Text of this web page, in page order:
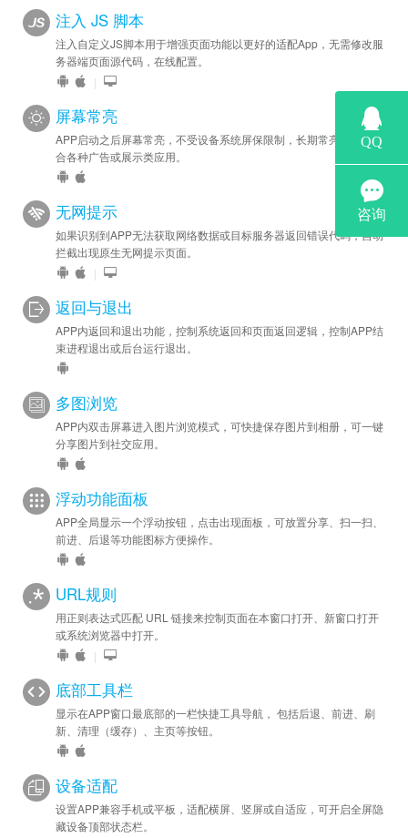
注入 JS 脚本
注入自定义JS脚本用于增强页面功能以更好的适配App，无需修改服
务器端页面源代码，在线配置。
|
屏幕常亮
APP启动之后屏幕常亮，不受设备系统屏保限制，长期常亮状态，适
合各种广告或展示类应用。
无网提示
如果识别到APP无法获取网络数据或目标服务器返回错误代码，自动
拦截出现原生无网提示页面。
|
返回与退出
APP内返回和退出功能，控制系统返回和页面返回逻辑，控制APP结
束进程退出或后台运行退出。
多图浏览
APP内双击屏幕进入图片浏览模式，可快捷保存图片到相册，可一键
分享图片到社交应用。
浮动功能面板
APP全局显示一个浮动按钮，点击出现面板，可放置分享、扫一扫、
前进、后退等功能图标方便操作。
URL规则
用正则表达式匹配 URL 链接来控制页面在本窗口打开、新窗口打开
或系统浏览器中打开。
|
底部工具栏
显示在APP窗口最底部的一栏快捷工具导航， 包括后退、前进、刷
新、清理（缓存）、主页等按钮。
设备适配
设置APP兼容手机或平板，适配横屏、竖屏或自适应，可开启全屏隐
藏设备顶部状态栏。